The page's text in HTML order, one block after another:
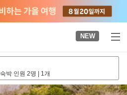
NEW
숙박 인원 2명 | 1개